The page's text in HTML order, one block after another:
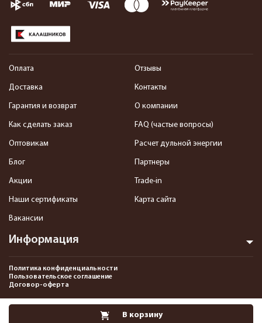
В корзину
Информация
Оплата
Доставка
Гарантия и возврат
Как сделать заказ
Оптовикам
Блог
Акции
Наши сертификаты
Вакансии
Отзывы
Контакты
О компании
FAQ (частые вопросы)
Расчет дульной энергии
Партнеры
Trade-in
Карта сайта
Политика конфиденциальности
Пользовательское соглашение
Договор-оферта
2013-2026 Интернет-магазин пневматики, страйкбола и снаряжения–
Pnevmat24.ru. Все права защищены.©